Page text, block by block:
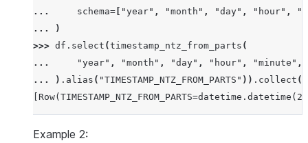
...
schema= "year" , "month" , "day" , "hour" ,
...
)
>>> df . select (timestamp_ntz_from_parts (
...
"year" , "month" , "day" , "hour" , "minute" ,
...
) . alias ( "TIMESTAMP_NTZ_FROM_PARTS" )) . collect ()
Example 2: